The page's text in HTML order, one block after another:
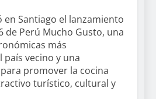
en Santiago el lanzamiento
de Perú Mucho Gusto, una
más
país vecino y una
promover la cocina
turístico, cultural y